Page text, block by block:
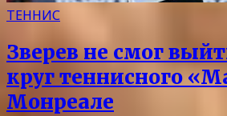
ТЕННИС
Зверев не смог
круг теннисного
Монреале